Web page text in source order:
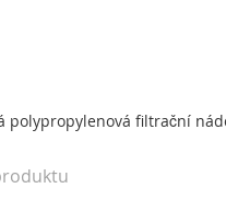
polypropylenová filtrační